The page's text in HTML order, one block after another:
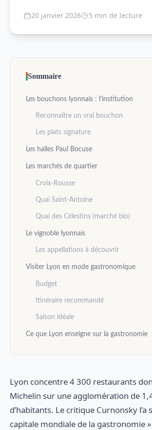
20 janvier 2026 5 min de lecture
Sommaire
Les bouchons lyonnais : l’institution
Reconnaître un vrai bouchon
Les plats signature
Les halles Paul Bocuse
Les marchés de quartier
Croix-Rousse
Quai Saint-Antoine
Quai des Célestins (marché bio)
Le vignoble lyonnais
Les appellations à découvrir
Visiter Lyon en mode gastronomique
Budget
Itinéraire recommandé
Saison idéale
Ce que Lyon enseigne sur la gastronomie
Lyon concentre 4 300 restaurants
Michelin sur une agglomération de
d’habitants. Le critique Curnonsky l’a
capitale mondiale de la gastronomie